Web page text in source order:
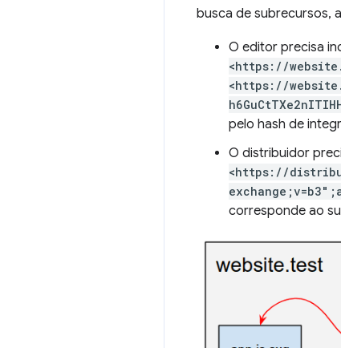
busca de subrecursos,
O editor precisa
<https://
<https://
pelo hash de
O distribuidor
<https://
corresponde ao